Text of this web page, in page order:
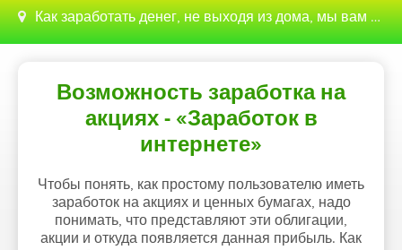
Как заработать денег, не выходя из дома, мы вам поможем с этим разобраться
Возможность заработка на
акциях - «Заработок в
интернете»
Чтобы понять, как простому пользователю иметь
заработок на акциях и ценных бумагах, надо
понимать, что представляют эти облигации,
акции и откуда появляется данная прибыль. Как